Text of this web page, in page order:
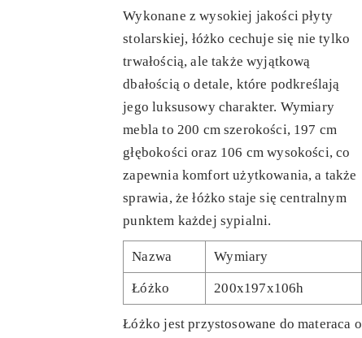
Wykonane z wysokiej jakości płyty
stolarskiej, łóżko cechuje się nie tylko
trwałością, ale także wyjątkową
dbałością o detale, które podkreślają
jego luksusowy charakter. Wymiary
mebla to 200 cm szerokości, 197 cm
głębokości oraz 106 cm wysokości, co
zapewnia komfort użytkowania, a także
sprawia, że łóżko staje się centralnym
punktem każdej sypialni.
Nazwa Wymiary
Łóżko 200x197x106h
Łóżko jest przystosowane do materaca o